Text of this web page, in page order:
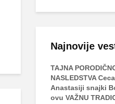
Najnovije
TAJNA
NASLEDSTVA
Anastasiji snajki
ovu VAŽNU